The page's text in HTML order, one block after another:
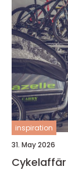
inspiration
31. May 2026
Cykelaffär i